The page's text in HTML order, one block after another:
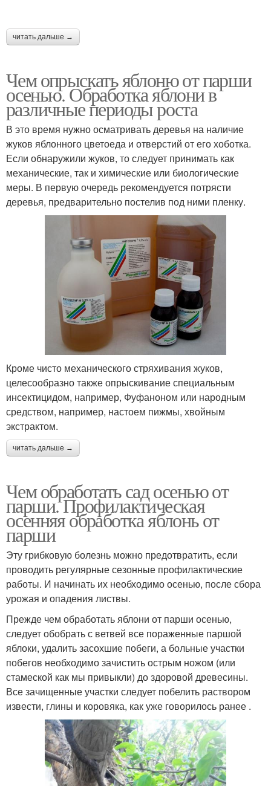
читать дальше →
Чем опрыскать яблоню от парши
осенью. Обработка яблони в
различные периоды роста
В это время нужно осматривать деревья на наличие
жуков яблонного цветоеда и отверстий от его хоботка.
Если обнаружили жуков, то следует принимать как
механические, так и химические или биологические
меры. В первую очередь рекомендуется потрясти
деревья, предварительно постелив под ними пленку.
Кроме чисто механического стряхивания жуков,
целесообразно также опрыскивание специальным
инсектицидом, например, Фуфаноном или народным
средством, например, настоем пижмы, хвойным
экстрактом.
читать дальше →
Чем обработать сад осенью от
парши. Профилактическая
осенняя обработка яблонь от
парши
Эту грибковую болезнь можно предотвратить, если
проводить регулярные сезонные профилактические
работы. И начинать их необходимо осенью, после сбора
урожая и опадения листвы.
Прежде чем обработать яблони от парши осенью,
следует обобрать с ветвей все пораженные паршой
яблоки, удалить засохшие побеги, а больные участки
побегов необходимо зачистить острым ножом (или
стамеской как мы привыкли) до здоровой древесины.
Все зачищенные участки следует побелить раствором
извести, глины и коровяка, как уже говорилось ранее .